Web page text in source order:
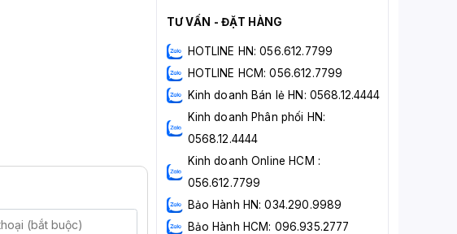
TƯ VẤN - ĐẶT HÀNG
HOTLINE HN: 056.612.7799
HOTLINE HCM: 056.612.7799
Kinh doanh Bán lẻ HN: 0568.12.4444
Kinh doanh Phân phối HN:
0568.12.4444
Kinh doanh Online HCM :
056.612.7799
Bảo Hành HN: 034.290.9989
Bảo Hành HCM: 096.935.2777